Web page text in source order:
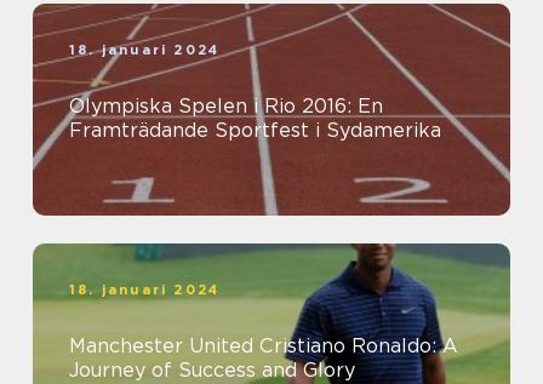
18. januari 2024
Olympiska Spelen i Rio 2016: En
Framträdande Sportfest i Sydamerika
18. januari 2024
Manchester United Cristiano Ronaldo: A
Journey of Success and Glory